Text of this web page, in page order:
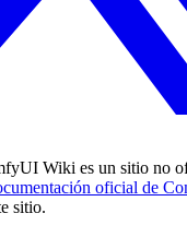
Wiki es un sitio no
oficial de
sitio.